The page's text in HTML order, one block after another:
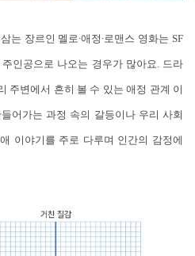
는 장르인 멜로∙애정∙로맨스 영화는 SF
인공으로 나오는 경우가 많아요. 드라
주변에서 흔히 볼 수 있는 애정 관계 이
어가는 과정 속의 갈등이나 우리 사회
이야기를 주로 다루며 인간의 감정에